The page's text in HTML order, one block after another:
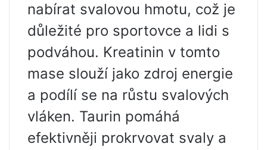
nabírat svalovou hmotu, což je
důležité pro sportovce a lidi s
podváhou. Kreatinin v tomto
mase slouží jako zdroj energie
a podílí se na růstu svalových
vláken. Taurin pomáhá
efektivněji prokrvovat svaly a